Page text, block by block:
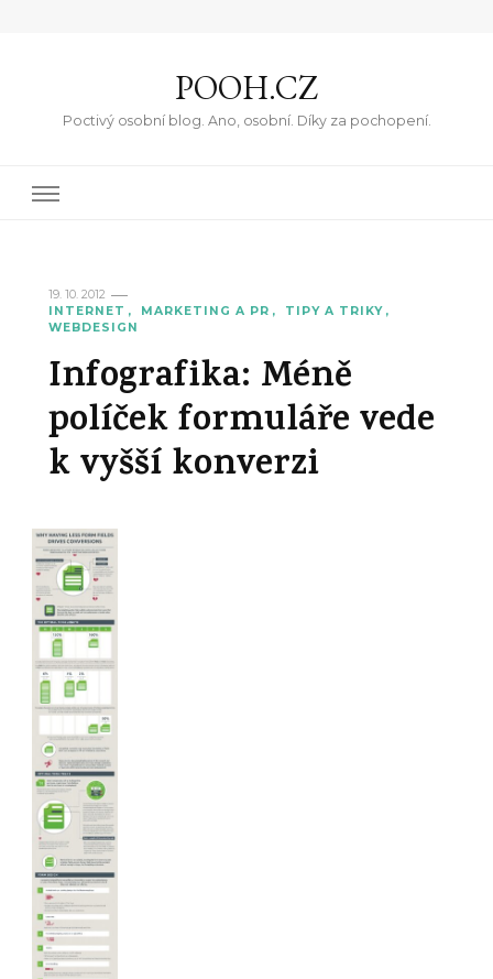
POOH.CZ
Poctivý osobní blog. Ano, osobní. Díky za pochopení.
19. 10. 2012
INTERNET
MARKETING A PR
TIPY A TRIKY
WEBDESIGN
Infografika: Méně
políček formuláře vede
k vyšší konverzi